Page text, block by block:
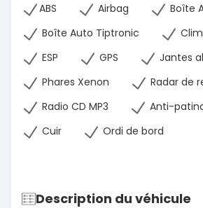
ABS Airbag
Boîte
Boîte Auto Tiptronic
ESP
GPS
Jantes
Phares Xenon
Radar de
Radio CD MP3
Anti-
Cuir
Ordi de bord
Description du véhicule